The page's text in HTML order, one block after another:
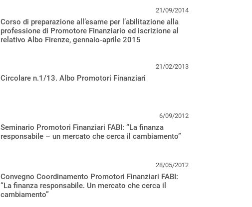
21/09/2014
Corso di preparazione all’esame per l’abilitazione alla
professione di Promotore Finanziario ed iscrizione al
relativo Albo Firenze, gennaio-aprile 2015
21/02/2013
Circolare n.1/13. Albo Promotori Finanziari
6/09/2012
Seminario Promotori Finanziari FABI: “La finanza
responsabile – un mercato che cerca il cambiamento”
28/05/2012
Convegno Coordinamento Promotori Finanziari FABI:
“La finanza responsabile. Un mercato che cerca il
cambiamento”